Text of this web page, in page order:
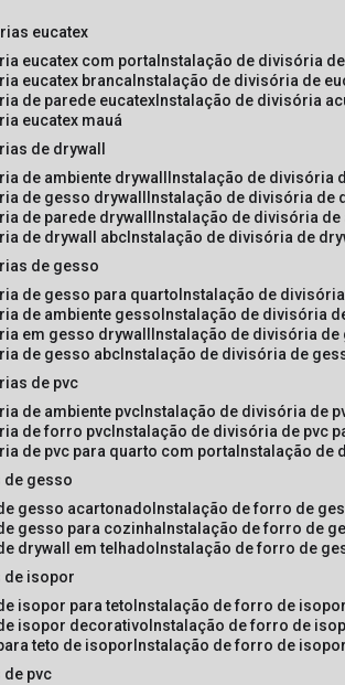
eucatex
eucatex com porta instalação de divisória
eucatex branca instalação de divisória de
de parede eucatex instalação de divisória
eucatex mauá
de drywall
de ambiente drywall
instalação de divisória
de gesso drywall
instalação de divisória de
de parede drywall
instalação de divisória
de drywall abc instalação de divisória de
de gesso
de gesso para quarto instalação de
de ambiente gesso instalação de divisória
em gesso drywall
instalação de divisória
de gesso abc instalação de divisória de
de pvc
de ambiente pvc instalação de divisória de
de forro pvc instalação de divisória de pvc
de pvc para quarto com porta instalação de
de gesso
gesso acartonado instalação de forro de
gesso para cozinha instalação de forro de
drywall em telhado instalação de forro de
de isopor
isopor para teto instalação de forro de
isopor decorativo instalação de forro de
teto de isopor instalação de forro de
de pvc